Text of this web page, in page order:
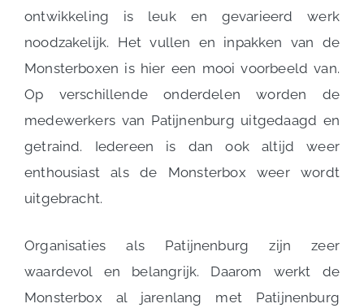
ontwikkeling is leuk en gevarieerd werk
noodzakelijk. Het vullen en inpakken van de
Monsterboxen is hier een mooi voorbeeld van.
Op verschillende onderdelen worden de
medewerkers van Patijnenburg uitgedaagd en
getraind. Iedereen is dan ook altijd weer
enthousiast als de Monsterbox weer wordt
uitgebracht.
Organisaties als Patijnenburg zijn zeer
waardevol en belangrijk. Daarom werkt de
Monsterbox al jarenlang met Patijnenburg